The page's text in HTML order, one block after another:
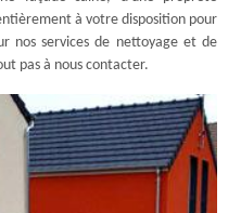
à votre disposition pour
nos services de nettoyage et de
pas à nous contacter.